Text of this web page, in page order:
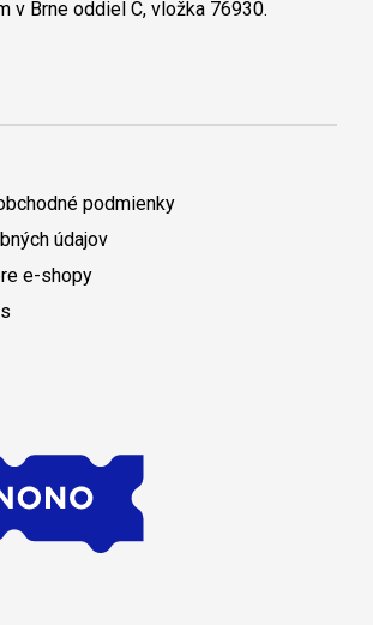
v Brne oddiel C, vložka 76930.
podmienky
údajov
e-shopy